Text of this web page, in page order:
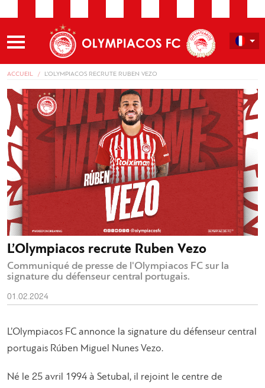
ACCUEIL L’OLYMPIACOS RECRUTE RUBEN VEZO
L’Olympiacos recrute Ruben Vezo
Communiqué de presse de l'Olympiacos FC sur la
signature du défenseur central portugais.
01.02.2024
L’Olympiacos FC annonce la signature du défenseur central
portugais Rúben Miguel Nunes Vezo.
Né le 25 avril 1994 à Setubal, il rejoint le centre de